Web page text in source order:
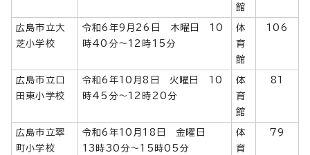
館
広島市立大
芝小学校
令和6年9月26日 木曜日 10
時40分～12時15分
体
育
館
106
広島市立口
田東小学校
令和6年10月8日 火曜日 10
時45分～12時20分
体
育
館
81
広島市立翠
町小学校
令和6年10月18日 金曜日
13時30分～15時05分
体
育
79